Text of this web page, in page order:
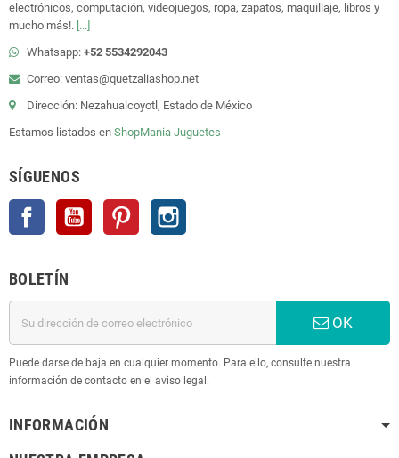
electrónicos, computación, videojuegos, ropa, zapatos, maquillaje, libros y
mucho más!. [...]
Whatsapp: +52 5534292043
Correo: ventas@quetzaliashop.net
Dirección: Nezahualcoyotl, Estado de México
Estamos listados en ShopMania Juguetes
SÍGUENOS
Facebook YouTube Pinterest
BOLETÍN
OK
Puede darse de baja en cualquier momento. Para ello, consulte nuestra
información de contacto en el aviso legal.
INFORMACIÓN